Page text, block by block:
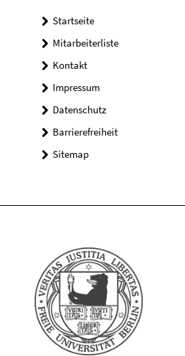
Startseite
Mitarbeiterliste
Kontakt
Impressum
Datenschutz
Barrierefreiheit
Sitemap